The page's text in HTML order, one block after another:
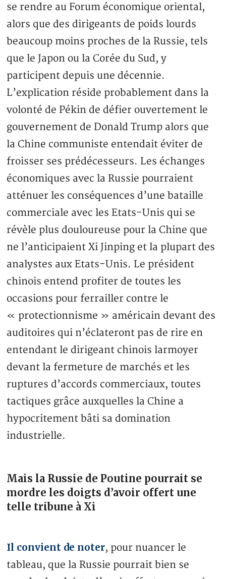
se rendre au Forum économique oriental,
alors que des dirigeants de poids lourds
beaucoup moins proches de la Russie, tels
que le Japon ou la Corée du Sud, y
participent depuis une décennie.
L’explication réside probablement dans la
volonté de Pékin de défier ouvertement le
gouvernement de Donald Trump alors que
la Chine communiste entendait éviter de
froisser ses prédécesseurs. Les échanges
économiques avec la Russie pourraient
atténuer les conséquences d’une bataille
commerciale avec les Etats-Unis qui se
révèle plus douloureuse pour la Chine que
ne l’anticipaient Xi Jinping et la plupart des
analystes aux Etats-Unis. Le président
chinois entend profiter de toutes les
occasions pour ferrailler contre le
« protectionnisme » américain devant des
auditoires qui n’éclateront pas de rire en
entendant le dirigeant chinois larmoyer
devant la fermeture de marchés et les
ruptures d’accords commerciaux, toutes
tactiques grâce auxquelles la Chine a
hypocritement bâti sa domination
industrielle.
Mais la Russie de Poutine pourrait se
mordre les doigts d’avoir offert une
telle tribune à Xi
Il convient de noter, pour nuancer le
tableau, que la Russie pourrait bien se